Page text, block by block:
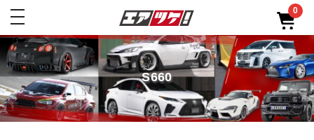
toggle
0
S660